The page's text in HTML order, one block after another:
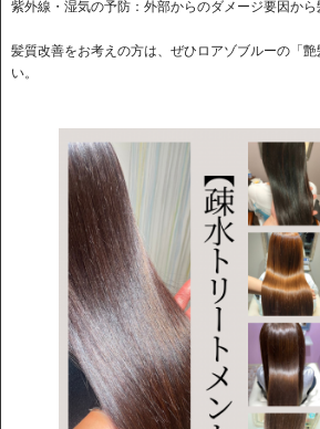
紫外線・湿気の予防：​外部からのダメージ要因から
髪質改善をお考えの方は、ぜひロアゾブルーの「
い。​